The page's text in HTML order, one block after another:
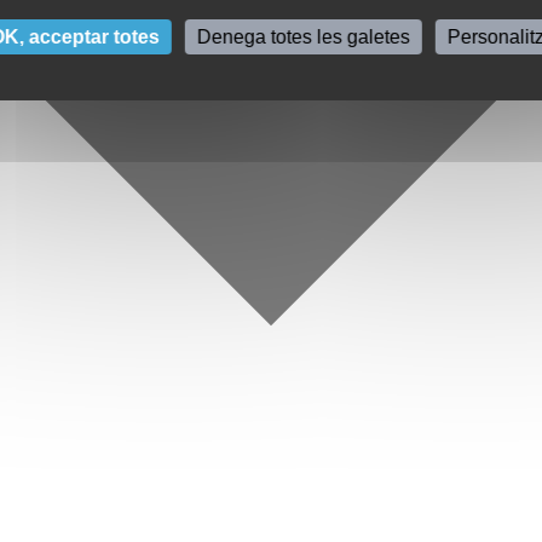
acceptar totes Denega totes les galetes